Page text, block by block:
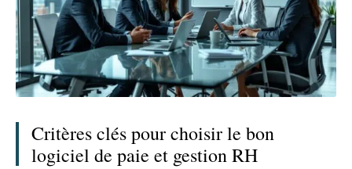
Critères clés pour choisir le bon
logiciel de paie et gestion RH